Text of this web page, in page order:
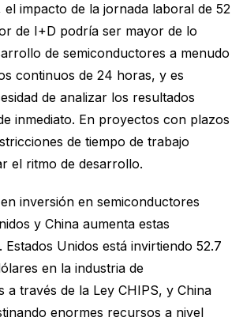
el impacto de la jornada laboral de 52
de I+D podría ser mayor de lo
de semiconductores a menudo
continuos de 24 horas, y es
de analizar los resultados
inmediato. En proyectos con plazos
de tiempo de trabajo
el ritmo de desarrollo.
inversión en semiconductores
y China aumenta estas
Unidos está invirtiendo 52.7
en la industria de
a través de la Ley CHIPS, y China
enormes recursos a nivel